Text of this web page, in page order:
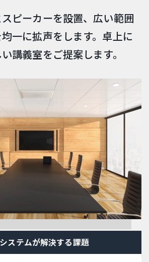
ピーカーを設置、広い範囲
一に拡声をします。卓上に
講義室をご提案します。
ステムが解決する課題